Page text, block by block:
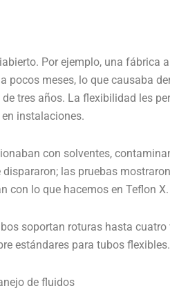
Por ejemplo, una fábrica
meses, lo que causaba
tres años. La flexibilidad les
instalaciones.
con solventes,
las pruebas
con lo que hacemos en Teflon X.
soportan roturas hasta
estándares para tubos
de fluidos